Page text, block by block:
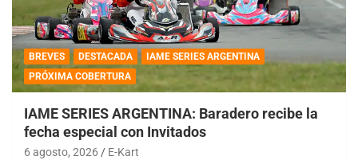
BREVES DESTACADA
IAME SERIES ARGENTINA
PRÓXIMA COBERTURA
IAME SERIES ARGENTINA: Baradero recibe la
fecha especial con Invitados
6 agosto, 2026 E-Kart